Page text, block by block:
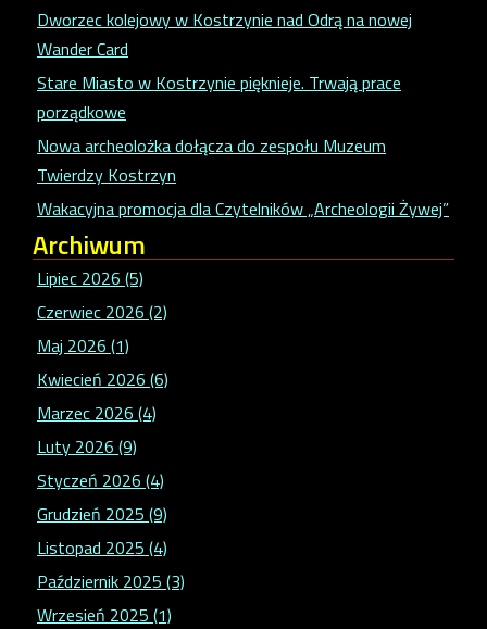
Dworzec kolejowy w Kostrzynie nad Odrą na nowej
Wander Card
Stare Miasto w Kostrzynie pięknieje. Trwają prace
porządkowe
Nowa archeolożka dołącza do zespołu Muzeum
Twierdzy Kostrzyn
Wakacyjna promocja dla Czytelników „Archeologii Żywej”
Archiwum
Lipiec 2026 (5)
Czerwiec 2026 (2)
Maj 2026 (1)
Kwiecień 2026 (6)
Marzec 2026 (4)
Luty 2026 (9)
Styczeń 2026 (4)
Grudzień 2025 (9)
Listopad 2025 (4)
Październik 2025 (3)
Wrzesień 2025 (1)